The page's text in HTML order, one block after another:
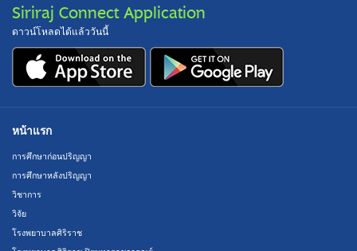
Siriraj Connect Application
ดาวน์โหลดได้แล้ววันนี้
หน้าแรก
การศึกษาก่อนปริญญา
การศึกษาหลังปริญญา
วิชาการ
วิจัย
โรงพยาบาลศิริราช